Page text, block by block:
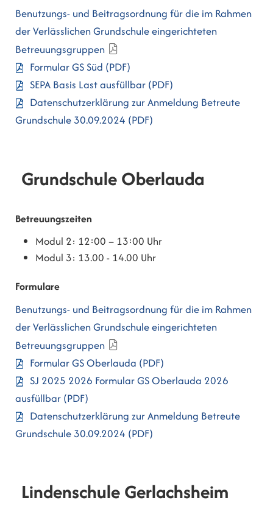
Benutzungs- und Beitragsordnung für die im Rahmen
der Verlässlichen Grundschule eingerichteten
Betreuungsgruppen
Formular GS Süd (PDF)
SEPA Basis Last ausfüllbar (PDF)
Datenschutzerklärung zur Anmeldung Betreute
Grundschule 30.09.2024 (PDF)
Grundschule Oberlauda
Betreuungszeiten
Modul 2: 12:00 – 13:00 Uhr
Modul 3: 13.00 - 14.00 Uhr
Formulare
Benutzungs- und Beitragsordnung für die im Rahmen
der Verlässlichen Grundschule eingerichteten
Betreuungsgruppen
Formular GS Oberlauda (PDF)
SJ 2025 2026 Formular GS Oberlauda 2026
ausfüllbar (PDF)
Datenschutzerklärung zur Anmeldung Betreute
Grundschule 30.09.2024 (PDF)
Lindenschule Gerlachsheim